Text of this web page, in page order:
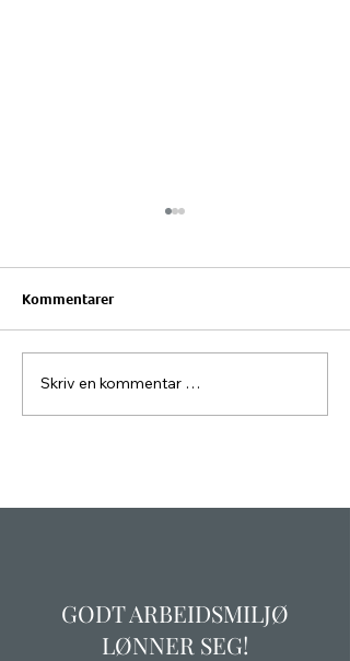
Julehilsen 2025
Kommentarer
Skriv en kommentar …
GODT ARBEIDSMILJØ
LØNNER SEG!